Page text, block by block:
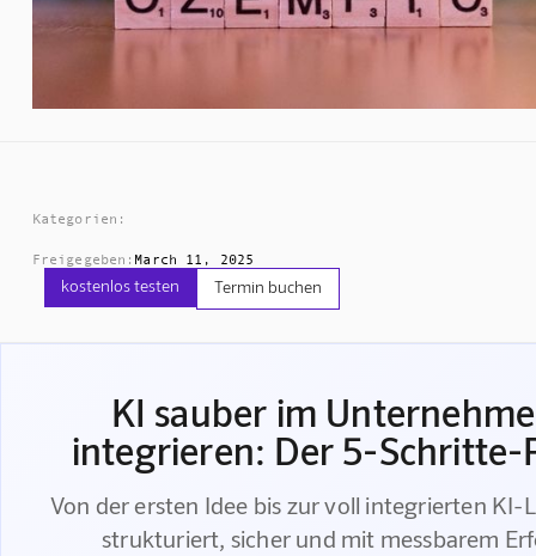
Kategorien:
Freigegeben: March 11, 2025
kostenlos testen Termin buchen
KI sauber im
integrieren: Der 5-Schritte-
Von der ersten Idee bis zur voll integrierten KI-
strukturiert, sicher und mit messbarem